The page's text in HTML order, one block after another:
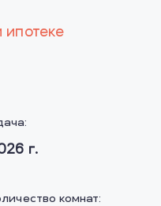
ипотеке
г.
комнат: